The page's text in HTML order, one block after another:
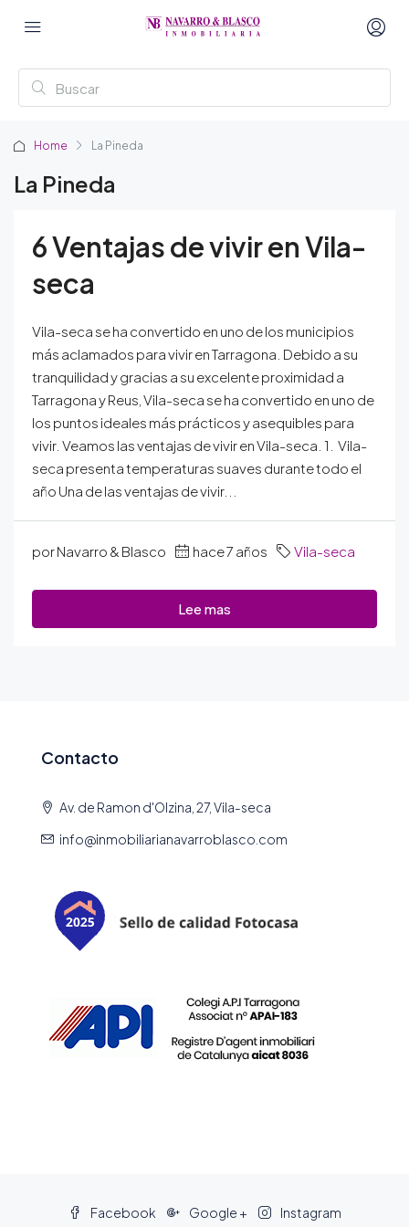
Home La Pineda
La Pineda
6 Ventajas de vivir en Vila-
seca
Vila-seca se ha convertido en uno de los municipios
más aclamados para vivir en Tarragona. Debido a su
tranquilidad y gracias a su excelente proximidad a
Tarragona y Reus, Vila-seca se ha convertido en uno de
los puntos ideales más prácticos y asequibles para
vivir. Veamos las ventajas de vivir en Vila-seca. 1. Vila-
seca presenta temperaturas suaves durante todo el
año Una de las ventajas de vivir...
por Navarro & Blasco hace 7 años Vila-seca
Lee mas
Contacto
Av. de Ramon d'Olzina, 27, Vila-seca
info@inmobiliarianavarroblasco.com
Facebook Google + Instagram